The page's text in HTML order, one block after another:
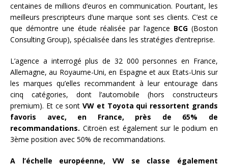
centaines de millions d’euros en communication. Pourtant, les
meilleurs prescripteurs d’une marque sont ses clients. C’est ce
que démontre une étude réalisée par l’agence BCG (Boston
Consulting Group), spécialisée dans les stratégies d’entreprise.
L’agence a interrogé plus de 32 000 personnes en France,
Allemagne, au Royaume-Uni, en Espagne et aux Etats-Unis sur
les marques qu’elles recommandent à leur entourage dans
cinq catégories, dont l’automobile (hors constructeurs
premium). Et ce sontVW et Toyota qui ressortent grands
favoris avec, en France, près de 65% de
recommandations. Citroën est également sur le podium en
3ème position avec 50% de recommandations.
A l’échelle européenne, VW se classe également